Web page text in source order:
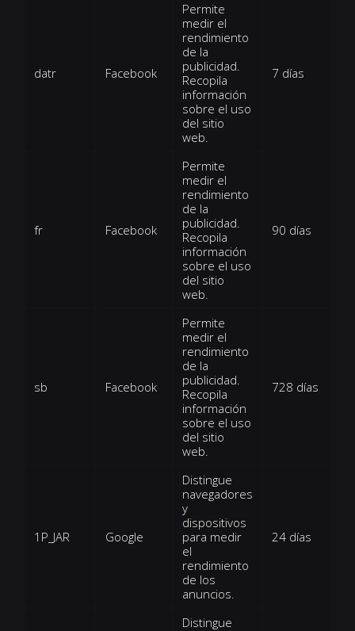
datr Facebook
Permite
medir el
rendimiento
de la
publicidad.
Recopila
información
sobre el uso
del sitio
web.
7 días
fr Facebook
Permite
medir el
rendimiento
de la
publicidad.
Recopila
información
sobre el uso
del sitio
web.
90 días
sb Facebook
Permite
medir el
rendimiento
de la
publicidad.
Recopila
información
sobre el uso
del sitio
web.
728 días
1P_JAR Google
Distingue
navegadores
y
dispositivos
para medir
el
rendimiento
de los
anuncios.
24 días
Distingue